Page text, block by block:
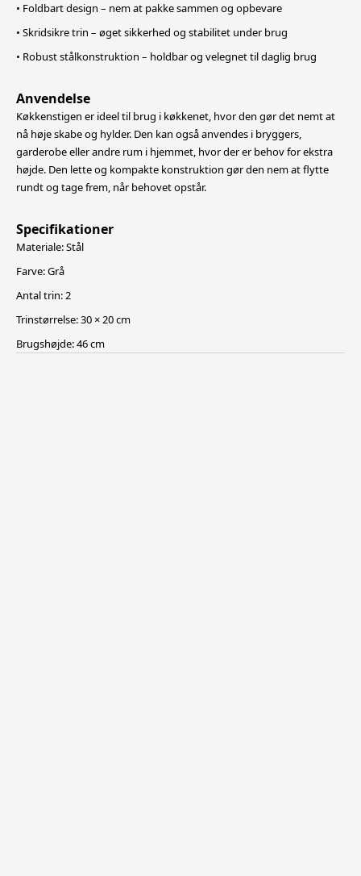
• Foldbart design – nem at pakke sammen og opbevare
• Skridsikre trin – øget sikkerhed og stabilitet under brug
• Robust stålkonstruktion – holdbar og velegnet til daglig brug
Anvendelse
Køkkenstigen er ideel til brug i køkkenet, hvor den gør det nemt at
nå høje skabe og hylder. Den kan også anvendes i bryggers,
garderobe eller andre rum i hjemmet, hvor der er behov for ekstra
højde. Den lette og kompakte konstruktion gør den nem at flytte
rundt og tage frem, når behovet opstår.
Specifikationer
Materiale: Stål
Farve: Grå
Antal trin: 2
Trinstørrelse: 30 × 20 cm
Brugshøjde: 46 cm